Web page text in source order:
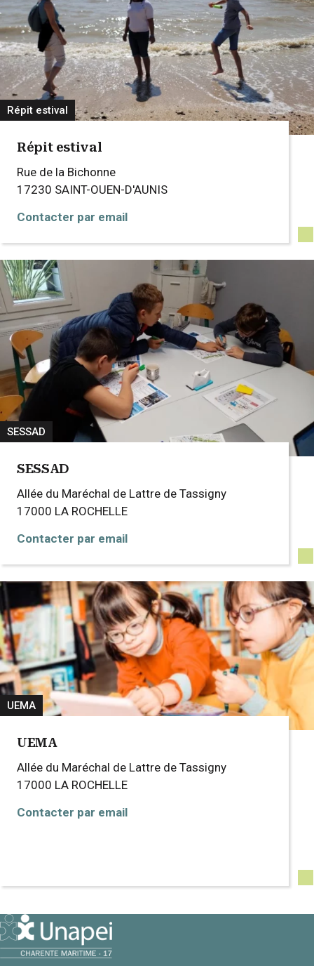
Répit estival
Répit estival
Rue de la Bichonne
17230 SAINT-OUEN-D'AUNIS
Contacter par email
SESSAD
SESSAD
Allée du Maréchal de Lattre de Tassigny
17000 LA ROCHELLE
Contacter par email
UEMA
UEMA
Allée du Maréchal de Lattre de Tassigny
17000 LA ROCHELLE
Contacter par email